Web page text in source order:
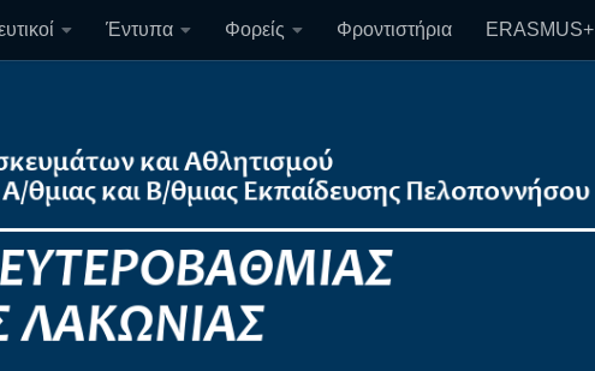
Έντυπα Φορείς Φροντιστήρια ERASMUS+